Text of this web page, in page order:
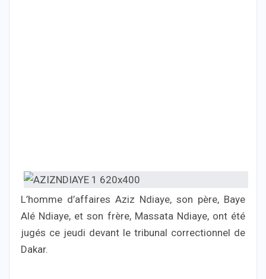
L’homme d’affaires Aziz Ndiaye, son père, Baye
Alé Ndiaye, et son frère, Massata Ndiaye, ont été
jugés ce jeudi devant le tribunal correctionnel de
Dakar.